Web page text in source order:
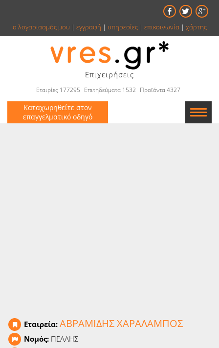
ο λογαριασμός μου | εγγραφή | υπηρεσίες| επικοινωνία| χάρτης
Επιχειρήσεις
Εταιρίες 177295 Επιτηδεύματα 1532 Προϊόντα 4327
Καταχωρηθείτε στον
επαγγελματικό οδηγό
Εταιρεία: ΑΒΡΑΜΙΔΗΣ ΧΑΡΑΛΑΜΠΟΣ
Νομός: ΠΕΛΛΗΣ